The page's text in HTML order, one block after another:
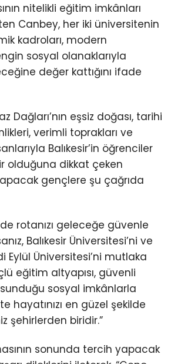
nitelikli eğitim imkânları
Canbey, her iki üniversitenin
kadroları, modern
sosyal olanaklarıyla
değer kattığını ifade
Dağları’nın eşsiz doğası, tarihi
verimli toprakları ve
Balıkesir’in öğrenciler
olduğuna dikkat çeken
gençlere şu çağrıda
rotanızı geleceğe güvenle
Balıkesir Üniversitesi’ni ve
Eylül Üniversitesi’ni mutlaka
eğitim altyapısı, güvenli
sosyal imkânlarla
hayatınızı en güzel şekilde
şehirlerden biridir.”
sonunda tercih yapacak